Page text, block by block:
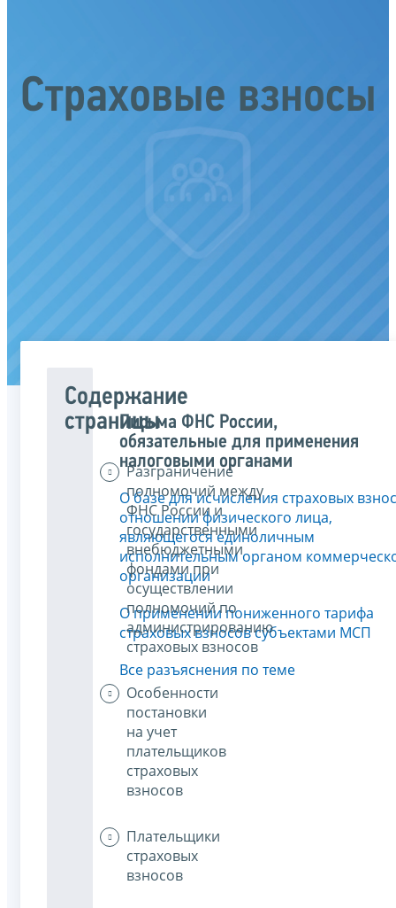
Страховые взносы
Содержание
страницы
Разграничение
полномочий между
ФНС России и
государственными
внебюджетными
фондами при
осуществлении
полномочий по
администрированию
страховых взносов
Особенности
постановки
на учет
плательщиков
страховых
взносов
Плательщики
страховых
взносов
Письма ФНС России,
обязательные для применения
налоговыми органами
О базе для исчисления страховых
отношении физического лица,
являющегося единоличным
исполнительным органом
организации
О применении пониженного тарифа
страховых взносов субъектами МСП
Все разъяснения по теме